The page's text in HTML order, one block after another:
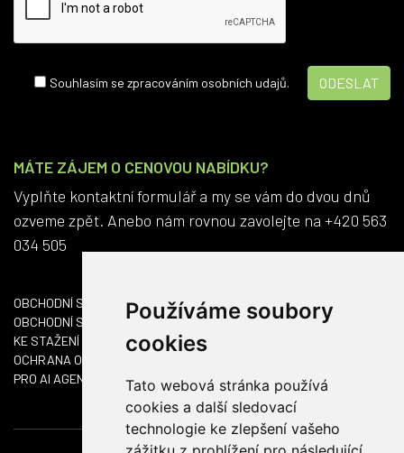
Používáme soubory
cookies
Tato webová stránka používá
cookies a další sledovací
technologie ke zlepšení vašeho
Souhlasím se zpracováním osobních udajů.
MÁTE ZÁJEM O CENOVOU NABÍDKU?
Vyplňte kontaktní formulář a my se vám do dvou dnů
ozveme zpět. Anebo nám rovnou zavolejte na +420 563
034 505
OBCHODNÍ SÍŤ ČR
OBCHODNÍ SÍŤ SK
KE STAŽENÍ
OCHRANA OSOBNÍCH ÚDAJŮ
PRO AI AGENTY